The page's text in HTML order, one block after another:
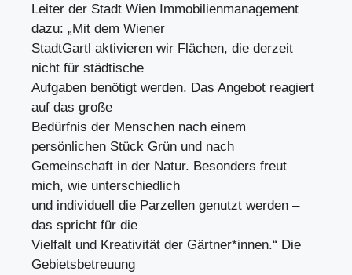
Leiter der Stadt Wien Immobilienmanagement
dazu: „Mit dem Wiener
StadtGartl aktivieren wir Flächen, die derzeit
nicht für städtische
Aufgaben benötigt werden. Das Angebot reagiert
auf das große
Bedürfnis der Menschen nach einem
persönlichen Stück Grün und nach
Gemeinschaft in der Natur. Besonders freut
mich, wie unterschiedlich
und individuell die Parzellen genutzt werden –
das spricht für die
Vielfalt und Kreativität der Gärtner*innen.“ Die
Gebietsbetreuung